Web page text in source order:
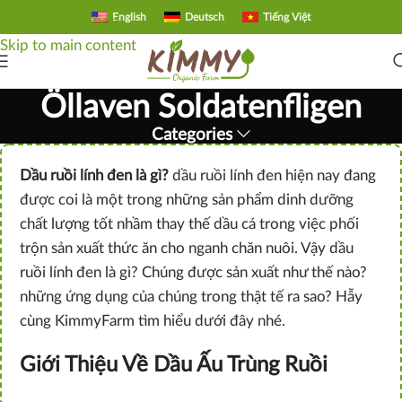
Skip to navigation
Skip to main content
English Deutsch Tiếng Việt
Öllaven Soldatenfligen
Categories
Dầu ruồi lính đen là gì? dầu ruồi lính đen hiện nay đang
được coi là một trong những sản phẩm dinh dưỡng
chất lượng tốt nhầm thay thế dầu cá trong việc phối
trộn sản xuất thức ăn cho nganh chăn nuôi. Vậy dầu
ruồi lính đen là gì? Chúng được sản xuất như thế nào?
những ứng dụng của chúng trong thật tế ra sao? Hẫy
cùng KimmyFarm tìm hiểu dưới đây nhé.
Giới Thiệu Về Dầu Ấu Trùng Ruồi